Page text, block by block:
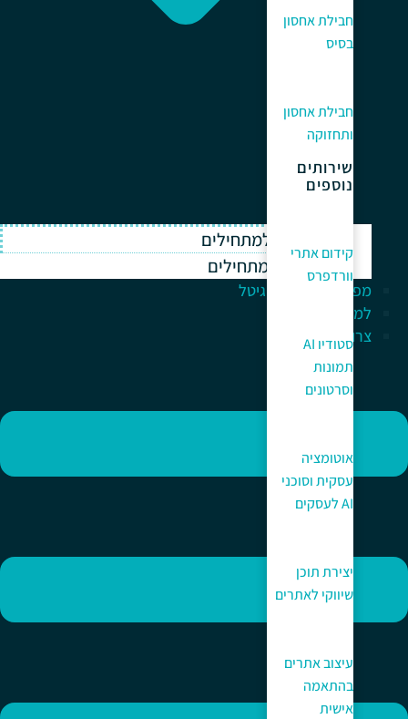
חבילת אחסון
בסיס
חבילת אחסון
ותחזוקה
שירותים
נוספים
קידום אתרי
וורדפרס
סטודיו AI
תמונות
וסרטונים
אוטומציה
עסקית וסוכני
AI לעסקים
יצירת תוכן
שיווקי לאתרים
עיצוב אתרים
בהתאמה
אישית
וורדפרס למתחילים
ווקומרס למתחילים
מפתח לעולם הדיגיטל
למה כאן?
צרו קשר